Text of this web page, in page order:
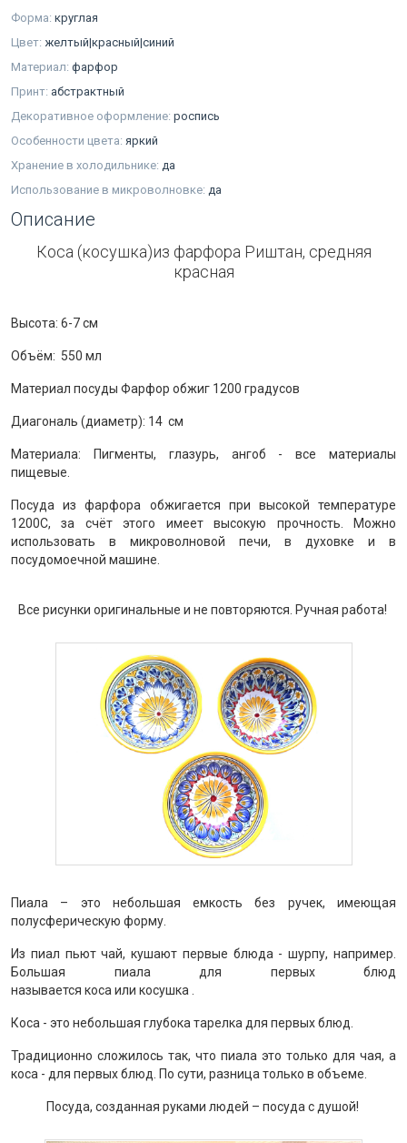
Форма: круглая
Цвет: желтый|красный|синий
Материал: фарфор
Принт: абстрактный
Декоративное оформление: роспись
Особенности цвета: яркий
Хранение в холодильнике: да
Использование в микроволновке: да
Описание
Коса (косушка)из фарфора Риштан, средняя
красная
Высота: 6-7 см
Объём: 550 мл
Материал посуды Фарфор обжиг 1200 градусов
Диагональ (диаметр): 14 см
Материала: Пигменты, глазурь, ангоб - все материалы
пищевые.
Посуда из фарфора обжигается при высокой температуре
1200С, за счёт этого имеет высокую прочность. Можно
использовать в микроволновой печи, в духовке и в
посудомоечной машине.
Все рисунки оригинальные и не повторяются. Ручная работа!
Пиала – это небольшая емкость без ручек, имеющая
полусферическую форму.
Из пиал пьют чай, кушают первые блюда - шурпу, например.
Большая пиала для первых блюд
называется коса или косушка .
Коса - это небольшая глубока тарелка для первых блюд.
Традиционно сложилось так, что пиала это только для чая, а
коса - для первых блюд. По сути, разница только в объеме.
Посуда, созданная руками людей – посуда с душой!